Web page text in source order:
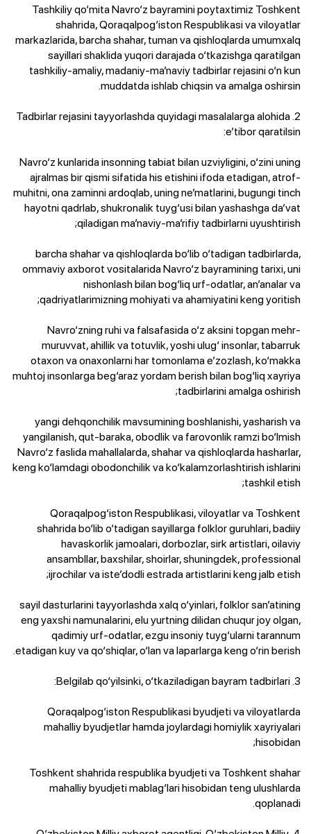
Tashkiliy qo‘mita Navro‘z bayramini poytaxtimiz Toshkent
shahrida, Qoraqalpog‘iston Respublikasi va viloyatlar
markazlarida, barcha shahar, tuman va qishloqlarda umumxalq
sayillari shaklida yuqori darajada o‘tkazishga qaratilgan
tashkiliy-amaliy, madaniy-ma’naviy tadbirlar rejasini o‘n kun
muddatda ishlab chiqsin va amalga oshirsin.
2. Tadbirlar rejasini tayyorlashda quyidagi masalalarga alohida
e’tibor qaratilsin:
Navro‘z kunlarida insonning tabiat bilan uzviyligini, o‘zini uning
ajralmas bir qismi sifatida his etishini ifoda etadigan, atrof-
muhitni, ona zaminni ardoqlab, uning ne’matlarini, bugungi tinch
hayotni qadrlab, shukronalik tuyg‘usi bilan yashashga da’vat
qiladigan ma’naviy-ma’rifiy tadbirlarni uyushtirish;
barcha shahar va qishloqlarda bo‘lib o‘tadigan tadbirlarda,
ommaviy axborot vositalarida Navro‘z bayramining tarixi, uni
nishonlash bilan bog‘liq urf-odatlar, an’analar va
qadriyatlarimizning mohiyati va ahamiyatini keng yoritish;
Navro‘zning ruhi va falsafasida o‘z aksini topgan mehr-
muruvvat, ahillik va totuvlik, yoshi ulug‘ insonlar, tabarruk
otaxon va onaxonlarni har tomonlama e’zozlash, ko‘makka
muhtoj insonlarga beg‘araz yordam berish bilan bog‘liq xayriya
tadbirlarini amalga oshirish;
yangi dehqonchilik mavsumining boshlanishi, yasharish va
yangilanish, qut-baraka, obodlik va farovonlik ramzi bo‘lmish
Navro‘z faslida mahallalarda, shahar va qishloqlarda hasharlar,
keng ko‘lamdagi obodonchilik va ko‘kalamzorlashtirish ishlarini
tashkil etish;
Qoraqalpog‘iston Respublikasi, viloyatlar va Toshkent
shahrida bo‘lib o‘tadigan sayillarga folklor guruhlari, badiiy
havaskorlik jamoalari, dorbozlar, sirk artistlari, oilaviy
ansambllar, baxshilar, shoirlar, shuningdek, professional
ijrochilar va iste’dodli estrada artistlarini keng jalb etish;
sayil dasturlarini tayyorlashda xalq o‘yinlari, folklor san’atining
eng yaxshi namunalarini, elu yurtning dilidan chuqur joy olgan,
qadimiy urf-odatlar, ezgu insoniy tuyg‘ularni tarannum
etadigan kuy va qo‘shiqlar, o‘lan va laparlarga keng o‘rin berish.
3. Belgilab qo‘yilsinki, o‘tkaziladigan bayram tadbirlari:
Qoraqalpog‘iston Respublikasi byudjeti va viloyatlarda
mahalliy byudjetlar hamda joylardagi homiylik xayriyalari
hisobidan;
Toshkent shahrida respublika byudjeti va Toshkent shahar
mahalliy byudjeti mablag‘lari hisobidan teng ulushlarda
qoplanadi.